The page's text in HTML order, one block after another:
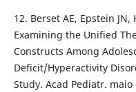
12. Berset AE, Epstein
Examining the Unified
Constructs Among
Deficit/Hyperactivity
Study. Acad Pediatr. maio